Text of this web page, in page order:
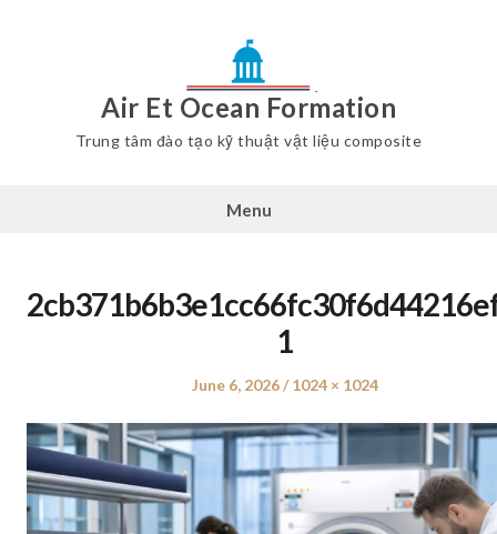
Air Et Ocean Formation
Trung tâm đào tạo kỹ thuật vật liệu composite
Menu
1
Posted
June 6, 2026
Full
1024 × 1024